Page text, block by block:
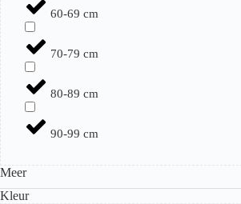
60-69 cm
70-79 cm
80-89 cm
90-99 cm
Meer
Kleur